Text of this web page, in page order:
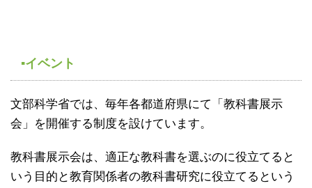
▪イベント
文部科学省では、毎年各都道府県にて「教科書展示
会」を開催する制度を設けています。
教科書展示会は、適正な教科書を選ぶのに役立てると
いう目的と教育関係者の教科書研究に役立てるという